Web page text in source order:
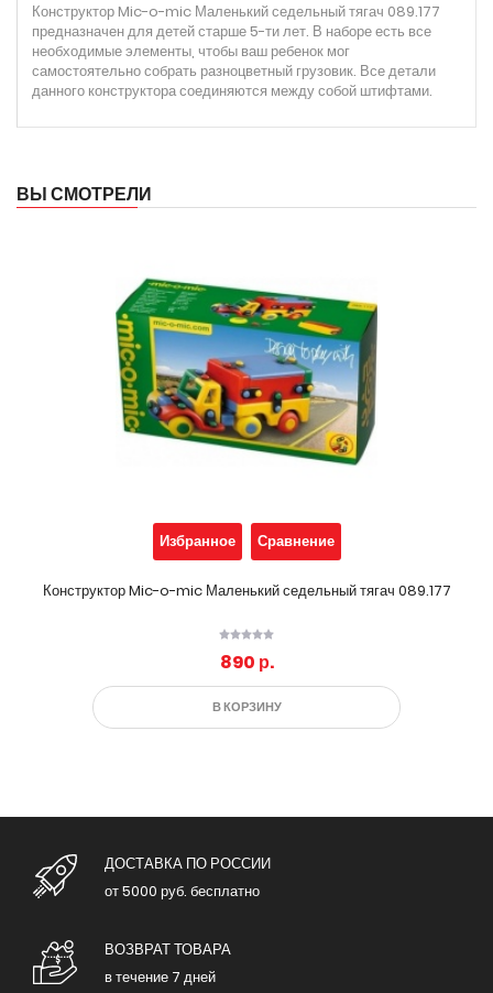
Конструктор Mic-o-mic Маленький седельный тягач 089.177
предназначен для детей старше 5-ти лет. В наборе есть все
необходимые элементы, чтобы ваш ребенок мог
самостоятельно собрать разноцветный грузовик. Все детали
данного конструктора соединяются между собой штифтами.
ВЫ СМОТРЕЛИ
Избранное Сравнение
Конструктор Mic-o-mic Маленький седельный тягач 089.177
890 р.
В КОРЗИНУ
ДОСТАВКА ПО РОССИИ
от 5000 руб. бесплатно
ВОЗВРАТ ТОВАРА
в течение 7 дней